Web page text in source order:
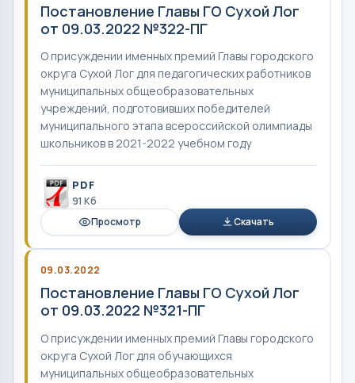
Постановление Главы ГО Сухой Лог
от 09.03.2022 №322-ПГ
О присуждении именных премий Главы городского
округа Сухой Лог для педагогических работников
муниципальных общеобразовательных
учреждений, подготовивших победителей
муниципального этапа всероссийской олимпиады
школьников в 2021-2022 учебном году
PDF
91 Кб
Просмотр
Скачать
09.03.2022
Постановление Главы ГО Сухой Лог
от 09.03.2022 №321-ПГ
О присуждении именных премий Главы городского
округа Сухой Лог для обучающихся
муниципальных общеобразовательных